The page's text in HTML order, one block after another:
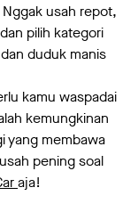
usah repot,
dan pilih kategori
duduk manis
kamu waspadai
kemungkinan
yang membawa
pening soal
aja!